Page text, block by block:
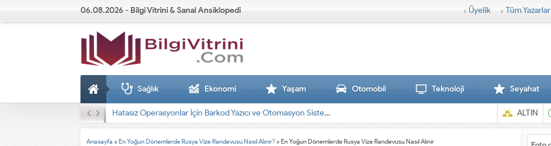
06.08.2026 - Bilgi Vitrini & Sanal Ansiklopedi Üyelik Tüm Yazarlar
Sağlık Ekonomi Yaşam Otomobil Teknoloji Seyahat
Dizel Jeneratörler ALTIN
Anasayfa »En Yoğun Dönemlerde Rusya Vize Randevusu Nasıl Alınır? »En Yoğun Dönemlerde Rusya Vize Randevusu Nasıl Alınır